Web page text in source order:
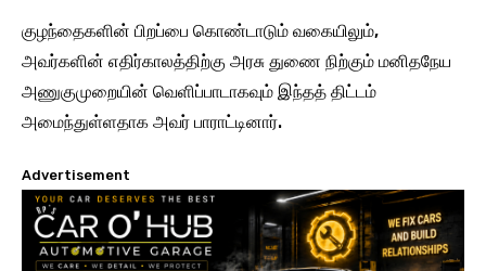
குழந்தைகளின் பிறப்பை கொண்டாடும் வகையிலும்,
அவர்களின் எதிர்காலத்திற்கு அரசு துணை நிற்கும் மனிதநேய
அணுகுமுறையின் வெளிப்பாடாகவும் இந்தத் திட்டம்
அமைந்துள்ளதாக அவர் பாராட்டினார்.
Advertisement